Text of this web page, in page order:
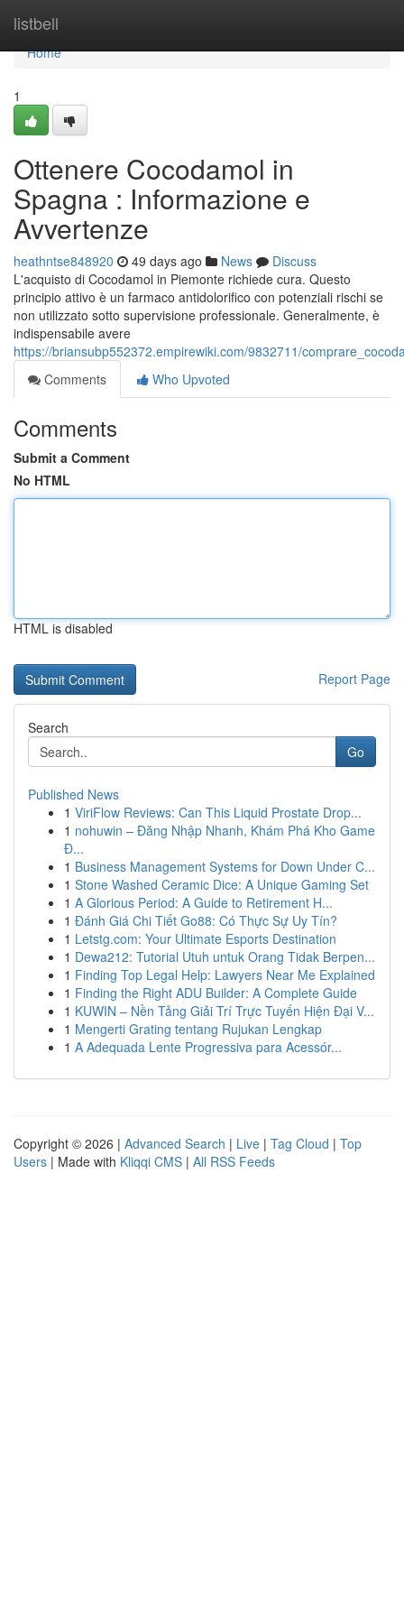
listbell
Home
Home
1
Ottenere Cocodamol in
Spagna : Informazione e
Avvertenze
heathntse848920 49 days ago News
Discuss
L'acquisto di Cocodamol in Piemonte richiede cura. Questo
principio attivo è un farmaco antidolorifico con potenziali rischi se
non utilizzato sotto supervisione professionale. Generalmente, è
indispensabile avere
https://briansubp552372.empirewiki.com/9832711/
Comments
Who Upvoted
Comments
Submit a Comment
No HTML
HTML is disabled
Report Page
Search
Go
Published News
1 ViriFlow Reviews: Can This Liquid Prostate Drop...
1 nohuwin – Đăng Nhập Nhanh, Khám Phá Kho Game
Đ...
1 Business Management Systems for Down Under C...
1 Stone Washed Ceramic Dice: A Unique Gaming Set
1 A Glorious Period: A Guide to Retirement H...
1 Đánh Giá Chi Tiết Go88: Có Thực Sự Uy Tín?
1 Letstg.com: Your Ultimate Esports Destination
1 Dewa212: Tutorial Utuh untuk Orang Tidak Berpen...
1 Finding Top Legal Help: Lawyers Near Me Explained
1 Finding the Right ADU Builder: A Complete Guide
1 KUWIN – Nền Tảng Giải Trí Trực Tuyến Hiện Đại V...
1 Mengerti Grating tentang Rujukan Lengkap
1 A Adequada Lente Progressiva para Acessór...
Copyright © 2026 | Advanced Search | Live | Tag Cloud | Top
Users | Made with Kliqqi CMS | All RSS Feeds